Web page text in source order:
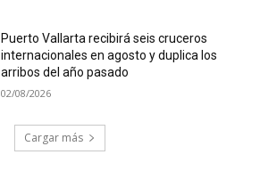
Puerto Vallarta recibirá seis cruceros
internacionales en agosto y duplica los
arribos del año pasado
02/08/2026
Cargar más